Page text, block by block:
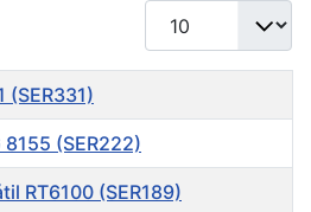
Mostrar #
(SER331)
8155 (SER222)
RT6100 (SER189)